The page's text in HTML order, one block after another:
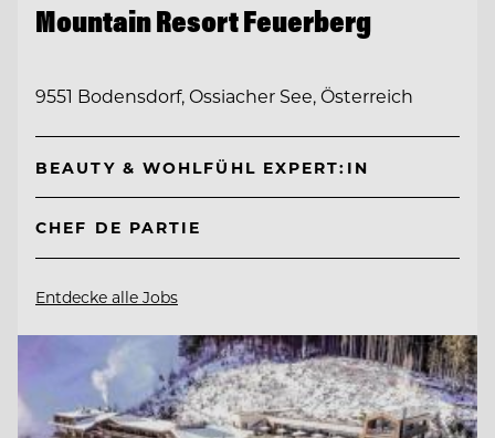
Mountain Resort Feuerberg
9551 Bodensdorf, Ossiacher See, Österreich
BEAUTY & WOHLFÜHL EXPERT:IN
CHEF DE PARTIE
Entdecke alle Jobs